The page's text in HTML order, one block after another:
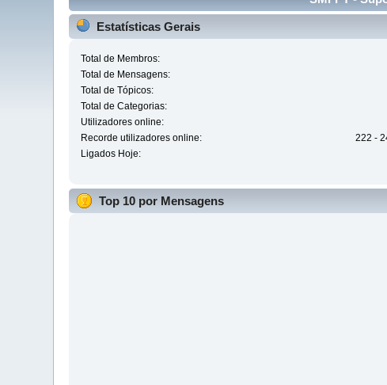
Estatísticas Gerais
Total de Membros:
Total de Mensagens:
Total de Tópicos:
Total de Categorias:
Utilizadores online:
Recorde utilizadores online:
222 -
Ligados Hoje:
Top 10 por Mensagens